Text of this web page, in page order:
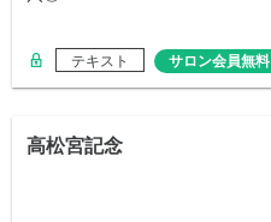
テキスト サロン会員無料
高松宮記念